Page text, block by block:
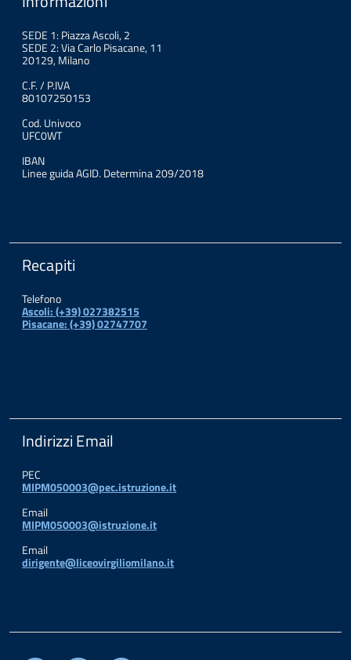
SEDE 1: Piazza Ascoli, 2
SEDE 2: Via Carlo Pisacane, 11
20129, Milano
C.F. / P.IVA
80107250153
Cod. Univoco
UFC0WT
IBAN
Linee guida AGID. Determina 209/2018
Recapiti
Telefono
Ascoli: (+39) 027382515
Pisacane: (+39) 02747707
Indirizzi Email
PEC
MIPM050003@pec.istruzione.it
Email
MIPM050003@istruzione.it
Email
dirigente@liceovirgiliomilano.it